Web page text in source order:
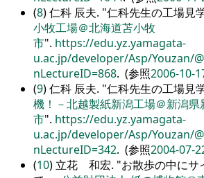
(8) 仁科 辰夫. 仁科先生の工場見
小牧工場＠北海道苫小牧
市 . https://edu.yz.yamagata-
u.ac.jp/developer/Asp/Youzan/
nLectureID=868. (参照2006-10-
(9) 仁科 辰夫. 仁科先生の工場見
機！－北越製紙新潟工場＠新潟県
市 . https://edu.yz.yamagata-
u.ac.jp/developer/Asp/Youzan/
nLectureID=342. (参照2004-07-
(10) 立花 和宏. お散歩の中にサ